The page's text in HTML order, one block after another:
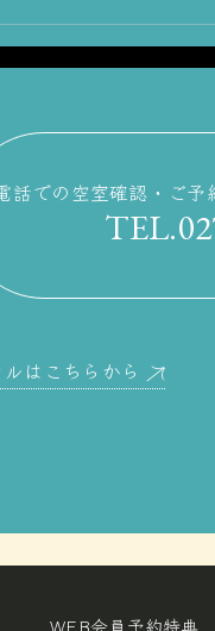
話での空室確認・ご予
はこちらから
WEB会員予約特典